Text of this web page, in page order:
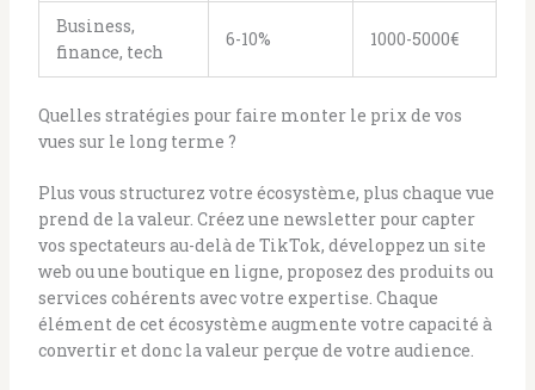
Business,
finance, tech
6-10% 1000-5000€
Quelles stratégies pour faire monter le prix de vos
vues sur le long terme ?
Plus vous structurez votre écosystème, plus chaque vue
prend de la valeur. Créez une newsletter pour capter
vos spectateurs au-delà de TikTok, développez un site
web ou une boutique en ligne, proposez des produits ou
services cohérents avec votre expertise. Chaque
élément de cet écosystème augmente votre capacité à
convertir et donc la valeur perçue de votre audience.